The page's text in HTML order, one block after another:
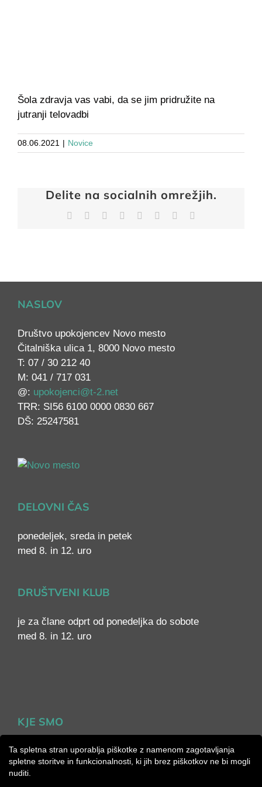
Šola zdravja vas vabi, da se jim pridružite na
jutranji telovadbi
08.06.2021 | Novice
Delite na socialnih omrežjih.
Facebook Reddit LinkedIn
TumblrPinterest
NASLOV
Društvo upokojencev Novo mesto
Čitalniška ulica 1, 8000 Novo mesto
T: 07 / 30 212 40
M: 041 / 717 031
@: upokojenci@t-2.net
TRR: SI56 6100 0000 0830 667
DŠ: 25247581
DELOVNI ČAS
ponedeljek, sreda in petek
med 8. in 12. uro
DRUŠTVENI KLUB
je za člane odprt od ponedeljka do sobote
med 8. in 12. uro
KJE SMO
Ta spletna stran uporablja piškotke z namenom zagotavljanja
spletne storitve in funkcionalnosti, ki jih brez piškotkov ne bi mogli
nuditi.